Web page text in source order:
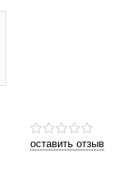
оставить отзыв